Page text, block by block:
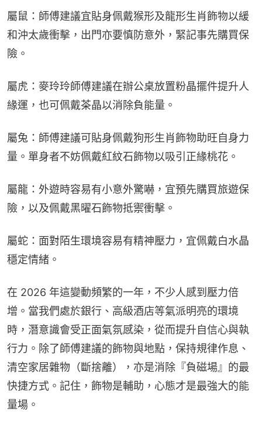
屬鼠：師傅建議宜貼身佩戴猴形及龍形生肖飾物以緩
和沖太歲衝擊，出門亦要慎防意外，緊記事先購買保
險。
屬虎：麥玲玲師傅建議在辦公桌放置粉晶擺件提升人
緣運，也可佩戴茶晶以消除負能量。
屬兔：師傅建議可貼身佩戴狗形生肖飾物助旺自身力
量。單身者不妨佩戴紅紋石飾物以吸引正緣桃花。
屬龍：外遊時容易有小意外驚嚇，宜預先購買旅遊保
險，以及佩戴黑曜石飾物抵禦衝擊。
屬蛇：面對陌生環境容易有精神壓力，宜佩戴白水晶
穩定情緒。
在 2026 年這變動頻繁的一年，不少人感到壓力倍
增。當我們處於銀行、高級酒店等氣派明亮的環境
時，潛意識會受正面氣氛感染，從而提升自信心與執
行力。除了師傅建議的飾物與地點，保持規律作息、
清空家居雜物（斷捨離），亦是消除『負磁場』的最
快捷方式。記住，飾物是輔助，心態才是最強大的能
量場。